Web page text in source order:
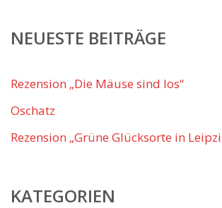
NEUESTE BEITRÄGE
Rezension „Die Mäuse sind los“
Oschatz
Rezension „Grüne Glücksorte in
KATEGORIEN